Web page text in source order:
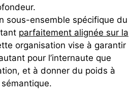
sous-ensemble spécifique du
parfaitement alignée sur la
organisation vise à garantir
pour l’internaute que
et à donner du poids à